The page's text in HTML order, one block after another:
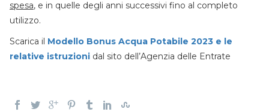
spesa, e in quelle degli anni successivi fino al completo
utilizzo.
Scarica il Modello Bonus Acqua Potabile 2023 e le
relative istruzioni dal sito dell’Agenzia delle Entrate